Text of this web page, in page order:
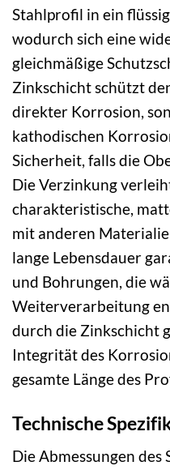
Stahlprofil in ein
wodurch sich eine
gleichmäßige
Zinkschicht schützt
direkter Korrosion,
kathodischen
Sicherheit, falls die
Die Verzinkung
charakteristische,
mit anderen
lange Lebensdauer
und Bohrungen, die
Weiterverarbeitung
durch die Zinkschicht
Integrität des
gesamte Länge des
Technische
Die Abmessungen des